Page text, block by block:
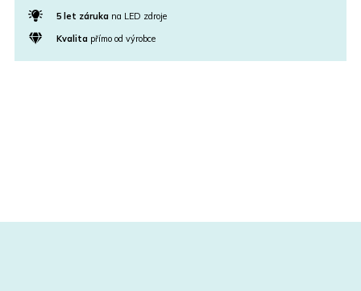
5 let zárukana LED zdroje
Kvalitapřímo od výrobce